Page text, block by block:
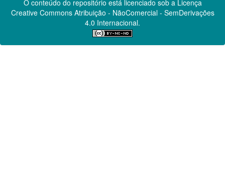
O conteúdo do repositório está licenciado sob a Licença
Creative CommonsAtribuição - NãoComercial - SemDerivações
4.0 Internacional.